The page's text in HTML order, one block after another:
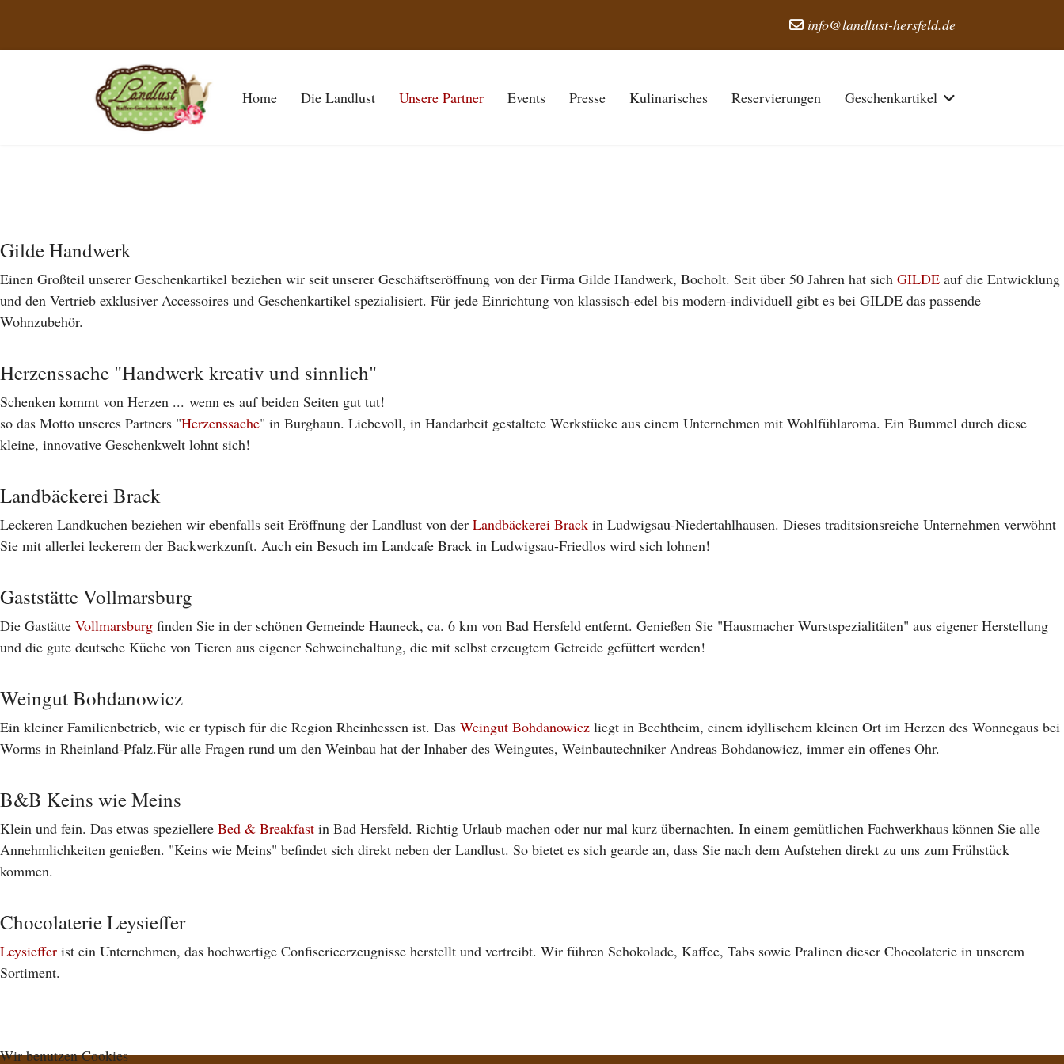
info@landlust-hersfeld.de
Home Die Landlust Unsere Partner Events Presse Kulinarisches Reservierungen Geschenkartikel
Gilde Handwerk
Einen Großteil unserer Geschenkartikel beziehen wir seit unserer Geschäftseröffnung von der Firma Gilde Handwerk, Bocholt. Seit über 50 Jahren hat sich GILDE auf die Entwicklung
und den Vertrieb exklusiver Accessoires und Geschenkartikel spezialisiert. Für jede Einrichtung von klassisch-edel bis modern-individuell gibt es bei GILDE das passende
Wohnzubehör.
Herzenssache "Handwerk kreativ und sinnlich"
Schenken kommt von Herzen ... wenn es auf beiden Seiten gut tut!
so das Motto unseres Partners "Herzenssache" in Burghaun. Liebevoll, in Handarbeit gestaltete Werkstücke aus einem Unternehmen mit Wohlfühlaroma. Ein Bummel durch diese
kleine, innovative Geschenkwelt lohnt sich!
Landbäckerei Brack
Leckeren Landkuchen beziehen wir ebenfalls seit Eröffnung der Landlust von der Landbäckerei Brack in Ludwigsau-Niedertahlhausen. Dieses traditsionsreiche Unternehmen verwöhnt
Sie mit allerlei leckerem der Backwerkzunft. Auch ein Besuch im Landcafe Brack in Ludwigsau-Friedlos wird sich lohnen!
Gaststätte Vollmarsburg
Die Gastätte Vollmarsburg finden Sie in der schönen Gemeinde Hauneck, ca. 6 km von Bad Hersfeld entfernt. Genießen Sie "Hausmacher Wurstspezialitäten" aus eigener Herstellung
und die gute deutsche Küche von Tieren aus eigener Schweinehaltung, die mit selbst erzeugtem Getreide gefüttert werden!
Weingut Bohdanowicz
Ein kleiner Familienbetrieb, wie er typisch für die Region Rheinhessen ist. Das Weingut Bohdanowicz liegt in Bechtheim, einem idyllischem kleinen Ort im Herzen des Wonnegaus bei
Worms in Rheinland-Pfalz.Für alle Fragen rund um den Weinbau hat der Inhaber des Weingutes, Weinbautechniker Andreas Bohdanowicz, immer ein offenes Ohr.
B&B Keins wie Meins
Klein und fein. Das etwas speziellere Bed & Breakfast in Bad Hersfeld. Richtig Urlaub machen oder nur mal kurz übernachten. In einem gemütlichen Fachwerkhaus können Sie alle
Annehmlichkeiten genießen. "Keins wie Meins" befindet sich direkt neben der Landlust. So bietet es sich gearde an, dass Sie nach dem Aufstehen direkt zu uns zum Frühstück
kommen.
Chocolaterie Leysieffer
Leysieffer ist ein Unternehmen, das hochwertige Confiserieerzeugnisse herstellt und vertreibt. Wir führen Schokolade, Kaffee, Tabs sowie Pralinen dieser Chocolaterie in unserem
Sortiment.
Wir benutzen Cookies